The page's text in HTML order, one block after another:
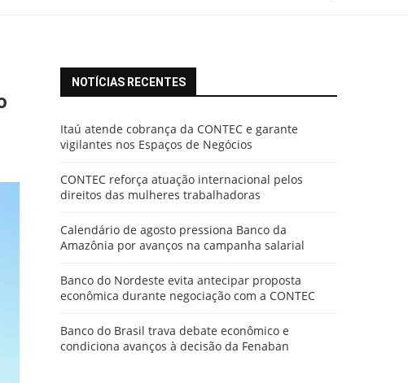
NOTÍCIAS RECENTES
Itaú atende cobrança da CONTEC e garante
vigilantes nos Espaços de Negócios
CONTEC reforça atuação internacional pelos
direitos das mulheres trabalhadoras
Calendário de agosto pressiona Banco da
Amazônia por avanços na campanha salarial
Banco do Nordeste evita antecipar proposta
econômica durante negociação com a CONTEC
Banco do Brasil trava debate econômico e
condiciona avanços à decisão da Fenaban